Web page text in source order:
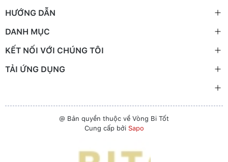
HƯỚNG DẪN
DANH MỤC
KẾT NỐI VỚI CHÚNG TÔI
TẢI ỨNG DỤNG
@ Bản quyền thuộc về Vòng Bi Tốt
Cung cấp bởi Sapo